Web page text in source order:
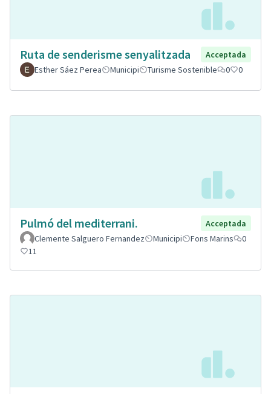
Ruta de senderisme senyalitzada
Acceptada
Esther Sáez Perea
Municipi Turisme Sostenible 0 0
Pulmó del mediterrani.
Acceptada
Clemente Salguero Fernandez
Municipi Fons Marins
0
11